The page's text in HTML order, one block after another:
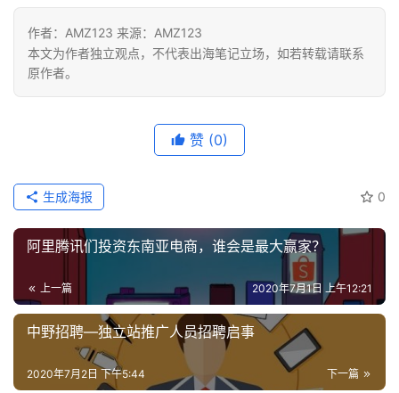
作者：AMZ123 来源：AMZ123
本文为作者独立观点，不代表出海笔记立场，如若转载请联系
原作者。
赞 (0)
0
生成海报
阿里腾讯们投资东南亚电商，谁会是最大赢家？
上一篇 2020年7月1日 上午12:21
中野招聘—独立站推广人员招聘启事
下一篇
2020年7月2日 下午5:44